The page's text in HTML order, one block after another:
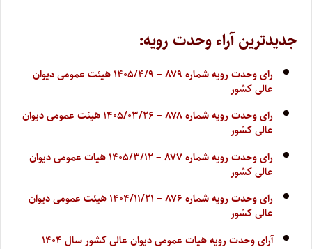
جدیدترین آراء وحدت رویه:
رای وحدت رویه شماره ۸۷۹ – ۱۴۰۵/۴/۹ هیئت عمومی دیوان
عالی کشور
رای وحدت رویه شماره ۸۷۸ – ۱۴۰۵/۰۳/۲۶ هیئت عمومی دیوان
عالی کشور
رای وحدت رویه شماره ۸۷۷ – ۱۴۰۵/۳/۱۲ هیات عمومی دیوان
عالی کشور
رای وحدت رویه شماره ۸۷۶ – ۱۴۰۴/۱۱/۲۱ هیئت عمومی دیوان
عالی کشور
آرای وحدت رویه هیات عمومی دیوان عالی کشور سال ۱۴۰۴